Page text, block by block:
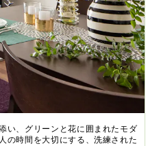
い、グリーンと花に囲まれたモダ
の時間を大切にする、洗練された